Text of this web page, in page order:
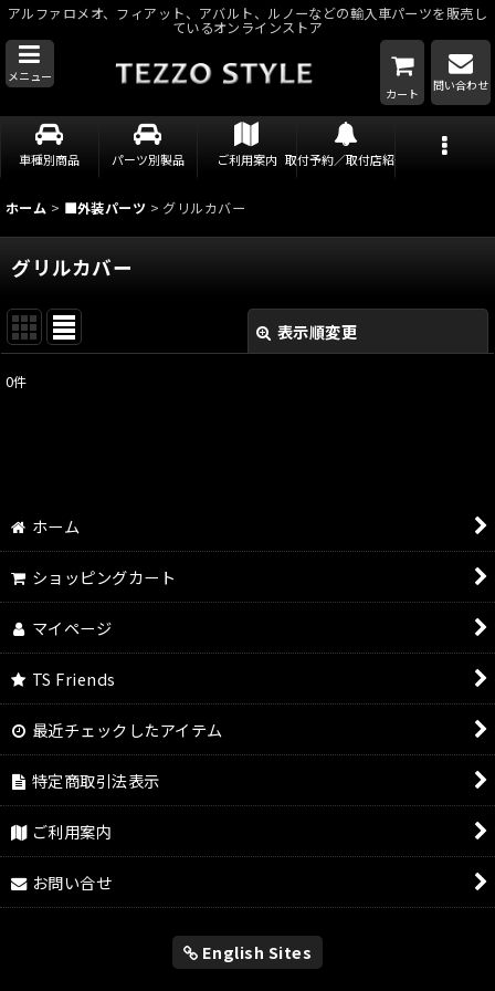
アルファロメオ、フィアット、アバルト、ルノーなどの輸入車パーツを販売し
ているオンラインストア
メニュー
カート
問い合わせ
車種別商品 パーツ別製品 ご利用案内 取付予約／取付店紹介
ホーム > ■外装パーツ > グリルカバー
グリルカバー
表示順変更
0件
ホーム
ショッピングカート
マイページ
TS Friends
最近チェックしたアイテム
特定商取引法表示
ご利用案内
お問い合せ
English Sites